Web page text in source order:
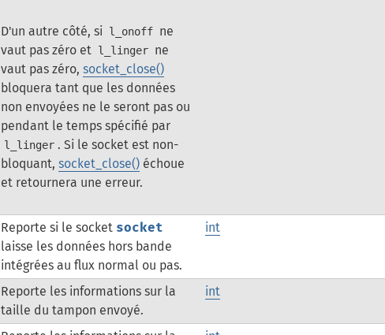
D'un autre côté, si l_onoff ne
vaut pas zéro et l_linger ne
vaut pas zéro, socket_close()
bloquera tant que les données
non envoyées ne le seront pas ou
pendant le temps spécifié par
l_linger . Si le socket est non-
bloquant, socket_close()échoue
et retournera une erreur.
Reporte si le socket socket
laisse les données hors bande
intégrées au flux normal ou pas.
int
Reporte les informations sur la
taille du tampon envoyé.
int